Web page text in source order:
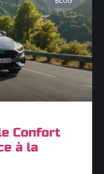
Confort
à la